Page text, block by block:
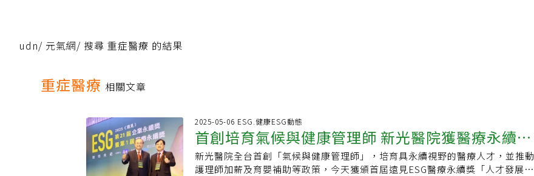
udn/ 元氣網/ 搜尋 重症醫療 的結果
重症醫療 相關文章
2025-05-06 ESG.健康ESG動態
首創培育氣候與健康管理師 新光醫院獲醫療永續獎
首獎
新光醫院全台首創「氣候與健康管理師」，培育具永續視野的醫療人才，並推動
護理師加薪及育嬰補助等政策，今天獲頒首屆遠見ESG醫療永續獎「人才發展組